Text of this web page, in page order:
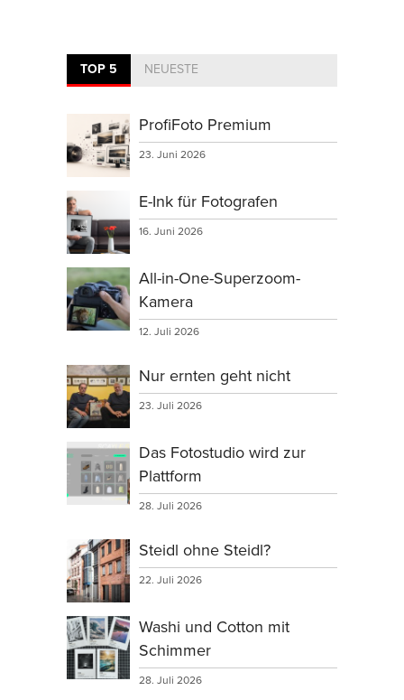
TOP 5 NEUESTE
ProfiFoto Premium
23. Juni 2026
E-Ink für Fotografen
16. Juni 2026
All-in-One-Superzoom-
Kamera
12. Juli 2026
Nur ernten geht nicht
23. Juli 2026
Das Fotostudio wird zur
Plattform
28. Juli 2026
Steidl ohne Steidl?
22. Juli 2026
Washi und Cotton mit
Schimmer
28. Juli 2026